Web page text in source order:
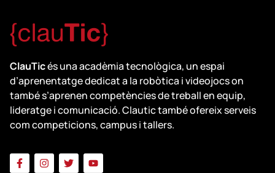
ClauTicés una acadèmia tecnològica, un espai
d’aprenentatge dedicat a la robòtica i videojocs on
també s’aprenen competències de treball en equip,
lideratge i comunicació. Clautic també ofereix serveis
com competicions, campus i tallers.